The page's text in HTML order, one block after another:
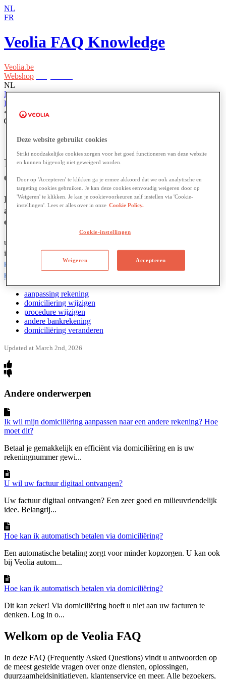
NL
FR
Veolia FAQ Knowledge
Veolia.be
Webshop
NL
NL
FR
Home
Facturen en betalingen
Ik wil mijn domiciliëring aanpassen naar
een andere rekening? Hoe moet dit?
Leer hoe je eenvoudig je domiciliëring kunt
aanpassen naar een andere rekening en wat je
daarbij moet weten.
u
indienen
Klik EasyWaste.
Heeft
aanpassing rekening
domiciliering wijzigen
procedure wijzigen
andere bankrekening
domiciliëring veranderen
Updated at March 2nd, 2026
Andere onderwerpen
Ik wil mijn domiciliëring aanpassen naar een andere rekening? Hoe
moet dit?
Betaal je gemakkelijk en efficiënt via domiciliëring en is uw
rekeningnummer gewi...
U wil uw factuur digitaal ontvangen?
Uw factuur digitaal ontvangen? Een zeer goed en milieuvriendelijk
idee. Belangrij...
Hoe kan ik automatisch betalen via domiciliëring?
Een automatische betaling zorgt voor minder kopzorgen. U kan ook
bij Veolia autom...
Hoe kan ik automatisch betalen via domiciliëring?
Dit kan zeker! Via domiciliëring hoeft u niet aan uw facturen te
denken. Log in o...
Welkom op de Veolia FAQ
In deze FAQ (Frequently Asked Questions) vindt u antwoorden op
de meest gestelde vragen over onze diensten, oplossingen,
duurzaamheidsinitiatieven, klantenservice en meer. Alle bezoekers,
Deze website gebruikt cookies
Strikt noodzakelijke cookies zorgen voor het goed functioneren van deze website
en kunnen bijgevolg niet geweigerd worden.
Door op 'Accepteren' te klikken ga je ermee akkoord dat we ook analytische en
targeting cookies gebruiken. Je kan deze cookies eenvoudig weigeren door op
'Weigeren' te klikken. Je kan je cookievoorkeuren zelf instellen via 'Cookie-
instellingen'. Lees er alles over in onze Cookie Policy.
Cookie-instellingen
Weigeren Accepteren